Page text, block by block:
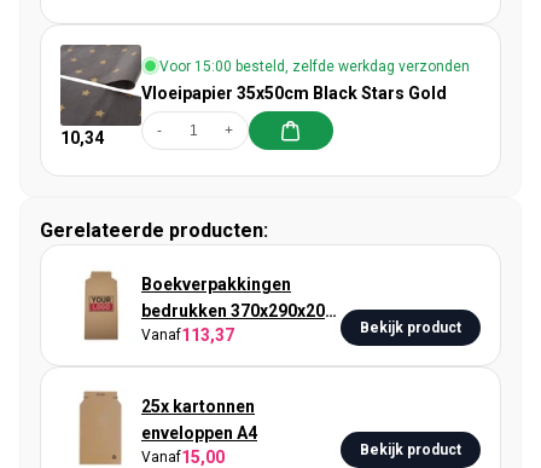
10,34
Voor 15:00 besteld, zelfde werkdag verzonden
Vloeipapier 35x50cm Black Stars Gold
- +
Gerelateerde producten:
Boekverpakkingen
bedrukken 370x290x20-
75mm
Vanaf113,37 Bekijk product
25x kartonnen
enveloppen A4
Vanaf15,00 Bekijk product